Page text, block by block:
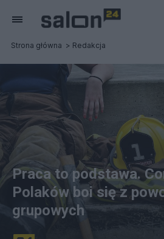
Strona główna Redakcja
Praca to podstawa.
Polaków boi się z
grupowych